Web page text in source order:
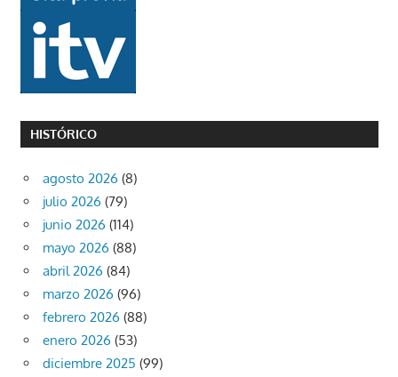
HISTÓRICO
agosto 2026 (8)
julio 2026 (79)
junio 2026 (114)
mayo 2026 (88)
abril 2026 (84)
marzo 2026 (96)
febrero 2026 (88)
enero 2026 (53)
diciembre 2025 (99)